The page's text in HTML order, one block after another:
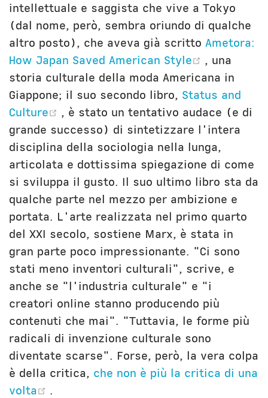
intellettuale e saggista che vive a Tokyo
(dal nome, però, sembra oriundo di qualche
altro posto), che aveva già scritto Ametora:
How Japan Saved American Style
(opens
, una
storia culturale della moda Americana in
Giappone; il suo secondo libro, Status and
Culture
(opens new window)
, è stato un tentativo audace (e di
grande successo) di sintetizzare l'intera
disciplina della sociologia nella lunga,
articolata e dottissima spiegazione di come
si sviluppa il gusto. Il suo ultimo libro sta da
qualche parte nel mezzo per ambizione e
portata. L'arte realizzata nel primo quarto
del XXI secolo, sostiene Marx, è stata in
gran parte poco impressionante. "Ci sono
stati meno inventori culturali", scrive, e
anche se "l'industria culturale" e "i
creatori online stanno producendo più
contenuti che mai". "Tuttavia, le forme più
radicali di invenzione culturale sono
diventate scarse". Forse, però, la vera colpa
è della critica, che non è più la critica di una
volta
(opens new window)
.